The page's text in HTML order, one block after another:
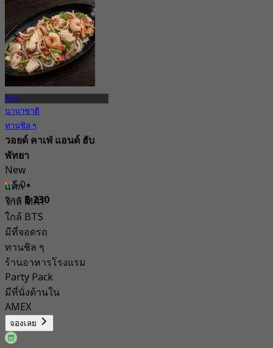
2K การจอง
จาก฿ 890
พัทยา
นานาชาติ
ทานชิล ๆ
วอยด์ คาเฟ่ แอนด์ ฮับ
พัทยา
New
5.0
จาก ฿ 230
แท็ก
ใกล้ MRT
ใกล้ BTS
มีที่จอดรถ
ทานชิล ๆ
ร้านอาหารโรงแรม
Party Pack
มีที่นั่งด้านใน
AMEX
จองเลย